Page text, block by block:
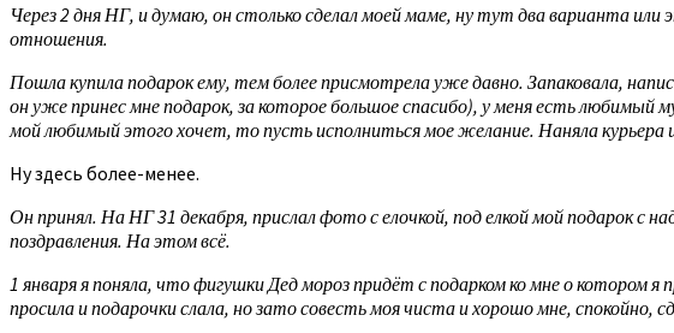
Через 2 дня НГ, и думаю, он столько сделал моей маме, ну тут два варианта
отношения.
Пошла купила подарок ему, тем более присмотрела уже давно. Запаковала,
он уже принес мне подарок, за которое большое спасибо), у меня есть
мой любимый этого хочет, то пусть исполниться мое желание. Наняла
Ну здесь более-менее.
Он принял. На НГ 31 декабря, прислал фото с елочкой, под елкой мой подарок с
поздравления. На этом всё.
1 января я поняла, что фигушки Дед мороз придёт с подарком ко мне о котором
просила и подарочки слала, но зато совесть моя чиста и хорошо мне, спокойно,